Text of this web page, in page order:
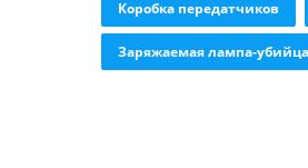
Коробка передатчиков
Заряжаемая лампа-